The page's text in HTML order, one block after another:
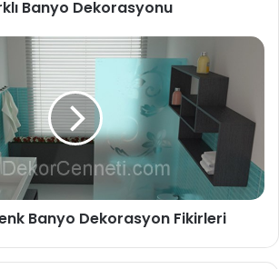
Banyo Dekorasyonu
Banyo Dekorasyon Fikirleri